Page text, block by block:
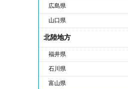
広島県
山口県
北陸地方
福井県
石川県
富山県